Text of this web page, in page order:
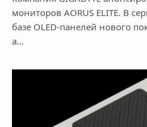
мониторов AORUS ELITE. В
базе OLED-панелей нового
а…